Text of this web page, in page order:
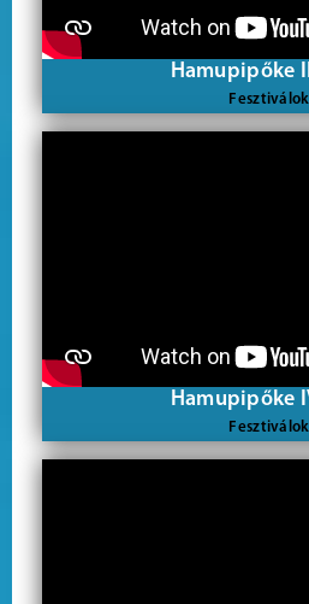
Hamupipőke
Fesztiválok
Hamupipőke
Fesztiválok